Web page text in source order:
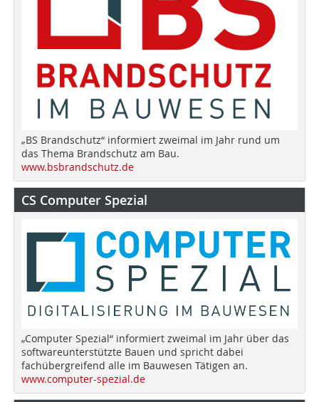
„BS Brandschutz“ informiert zweimal im Jahr rund um
das Thema Brandschutz am Bau.
www.bsbrandschutz.de
CS Computer Spezial
„Computer Spezial“ informiert zweimal im Jahr über das
softwareunterstützte Bauen und spricht dabei
fachübergreifend alle im Bauwesen Tätigen an.
www.computer-spezial.de